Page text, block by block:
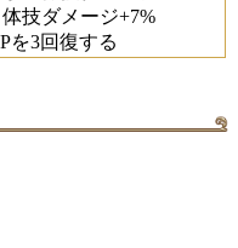
技ダメージ+7%
を3回復する